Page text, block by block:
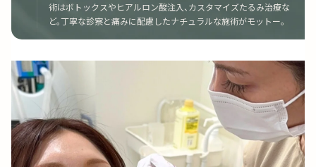
術はボトックスやヒアルロン酸注入、カスタマイズたるみ治療な
ど。丁寧な診察と痛みに配慮したナチュラルな施術がモットー。